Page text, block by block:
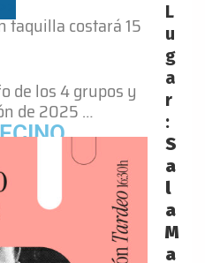
taquilla costará 15
de los 4 grupos y
de 2025 …
L
u
g
a
r
:
S
a
l
a
M
a